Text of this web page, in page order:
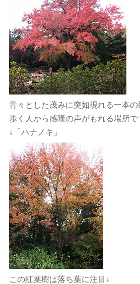
青々とした茂みに突如現れる一本の
歩く人から感嘆の声がもれる場所で
↓「ハナノキ」
この紅葉樹は落ち葉に注目↓